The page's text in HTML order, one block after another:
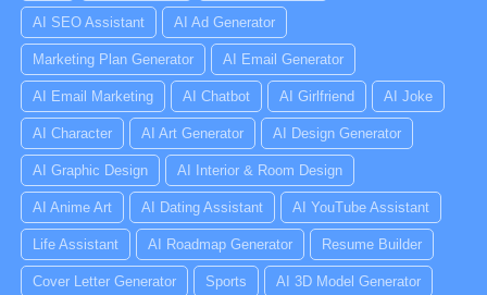
AI SEO Assistant AI Ad Generator
Marketing Plan Generator AI Email Generator
AI Email Marketing AI Chatbot AI Girlfriend AI Joke
AI Character AI Art Generator AI Design Generator
AI Graphic Design AI Interior & Room Design
AI Anime Art AI Dating Assistant AI YouTube Assistant
Life Assistant AI Roadmap Generator Resume Builder
Cover Letter Generator Sports AI 3D Model Generator